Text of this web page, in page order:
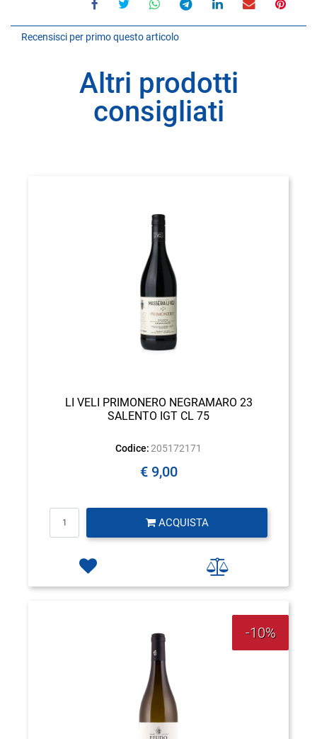
Recensisci per primo questo articolo
Altri prodotti
consigliati
LI VELI PRIMONERO NEGRAMARO 23
SALENTO IGT CL 75
Codice: 205172171
€ 9,00
ACQUISTA
-10%